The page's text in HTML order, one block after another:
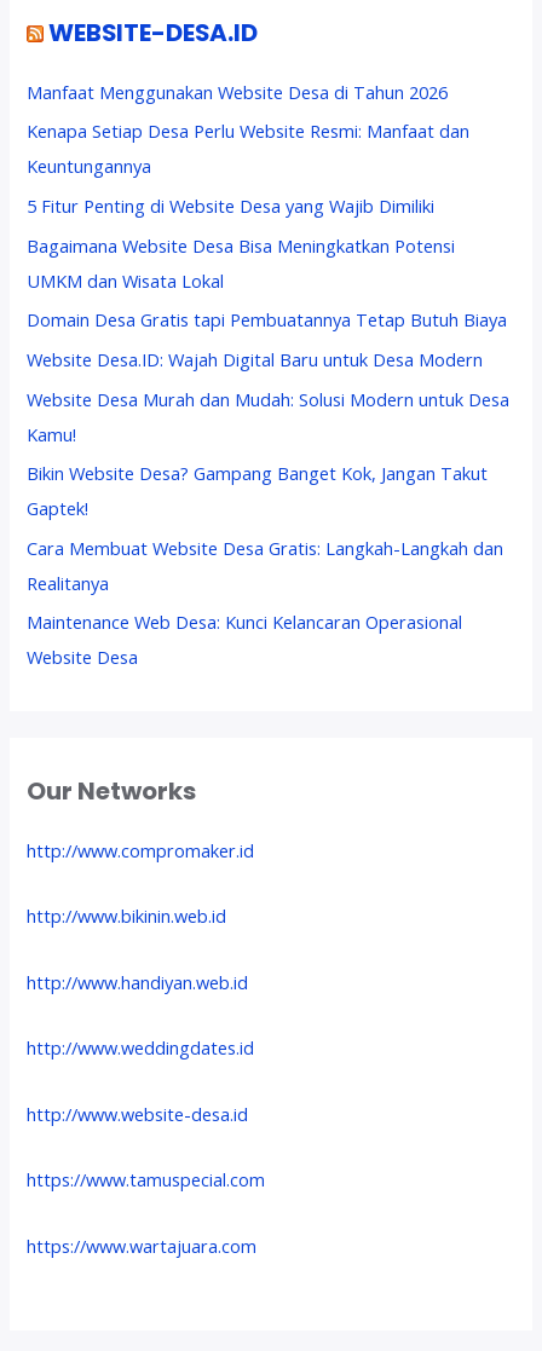
WEBSITE-DESA.ID
Manfaat Menggunakan Website Desa di Tahun 2026
Kenapa Setiap Desa Perlu Website Resmi: Manfaat dan
Keuntungannya
5 Fitur Penting di Website Desa yang Wajib Dimiliki
Bagaimana Website Desa Bisa Meningkatkan Potensi
UMKM dan Wisata Lokal
Domain Desa Gratis tapi Pembuatannya Tetap Butuh Biaya
Website Desa.ID: Wajah Digital Baru untuk Desa Modern
Website Desa Murah dan Mudah: Solusi Modern untuk Desa
Kamu!
Bikin Website Desa? Gampang Banget Kok, Jangan Takut
Gaptek!
Cara Membuat Website Desa Gratis: Langkah-Langkah dan
Realitanya
Maintenance Web Desa: Kunci Kelancaran Operasional
Website Desa
Our Networks
http://www.compromaker.id
http://www.bikinin.web.id
http://www.handiyan.web.id
http://www.weddingdates.id
http://www.website-desa.id
https://www.tamuspecial.com
https://www.wartajuara.com